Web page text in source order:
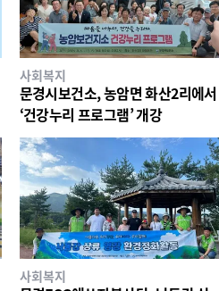
사회복지
문경시보건소, 농암면 화산2리에서
‘건강누리 프로그램’ 개강
사회복지